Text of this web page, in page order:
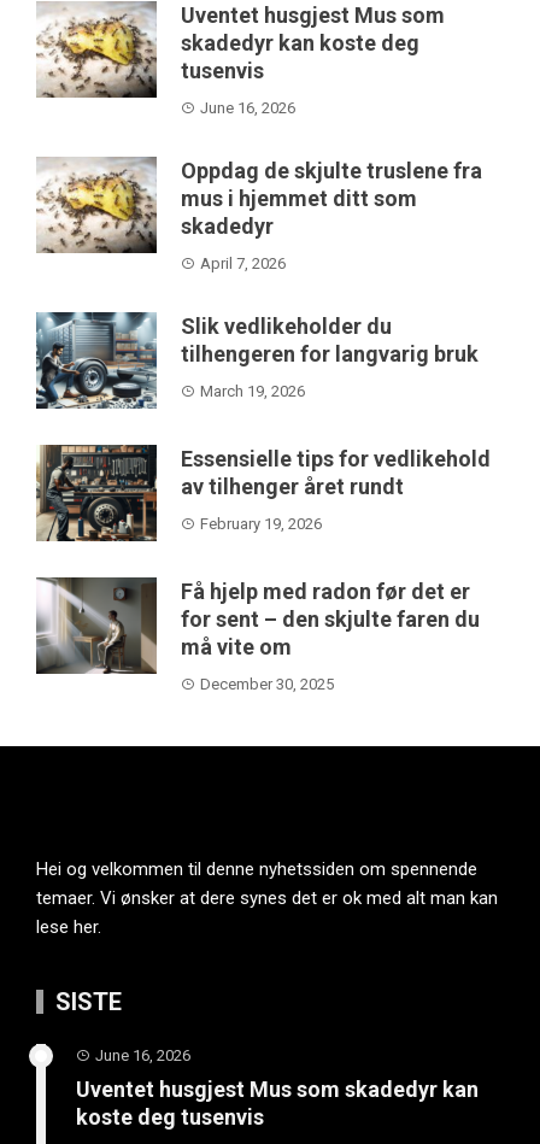
Uventet husgjest Mus som
skadedyr kan koste deg
tusenvis
June 16, 2026
Oppdag de skjulte truslene fra
mus i hjemmet ditt som
skadedyr
April 7, 2026
Slik vedlikeholder du
tilhengeren for langvarig bruk
March 19, 2026
Essensielle tips for vedlikehold
av tilhenger året rundt
February 19, 2026
Få hjelp med radon før det er
for sent – den skjulte faren du
må vite om
December 30, 2025
Hei og velkommen til denne nyhetssiden om spennende
temaer. Vi ønsker at dere synes det er ok med alt man kan
lese her.
SISTE
June 16, 2026
Uventet husgjest Mus som skadedyr kan
koste deg tusenvis